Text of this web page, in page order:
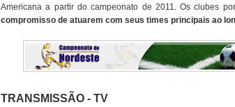
Americana a partir do campeonato de 2011. Os clubes
compromisso de atuarem com seus times principais ao
TRANSMISSÃO - TV